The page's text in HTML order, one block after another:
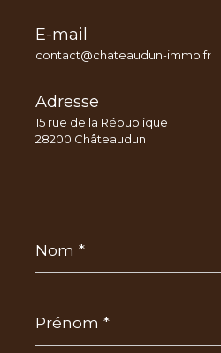
E-mail
contact@chateaudun-immo.fr
Adresse
15 rue de la République
28200 Châteaudun
*
*